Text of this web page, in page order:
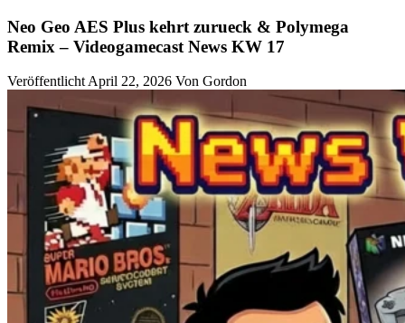
Neo Geo AES Plus kehrt zurueck & Polymega
Remix – Videogamecast News KW 17
Veröffentlicht April 22, 2026 Von Gordon